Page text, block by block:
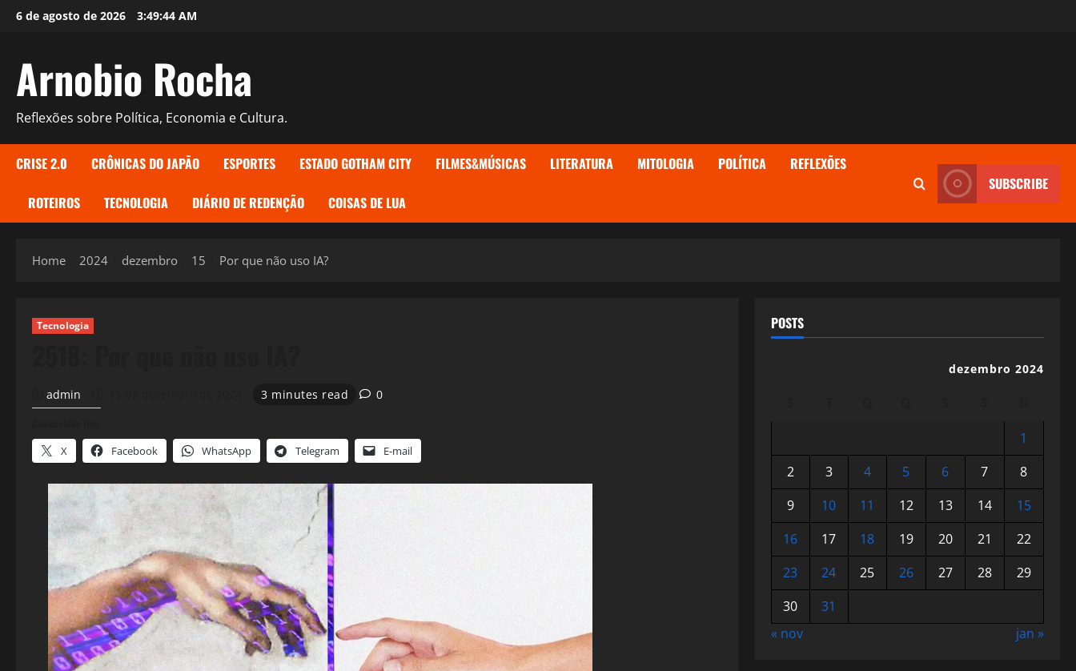
Skip6 de agosto de 2026 3:49:45 AM
Arnobio Rocha
Reflexões sobre Política, Economia e Cultura.
CRISE 2.0 CRÔNICAS DO JAPÃO ESPORTES ESTADO GOTHAM CITY FILMES&MÚSICAS LITERATURA MITOLOGIA POLÍTICA REFLEXÕES
ROTEIROS TECNOLOGIA DIÁRIO DE REDENÇÃO COISAS DE LUA
SUBSCRIBE
Home 2024 dezembro 15 Por que não uso IA?
Tecnologia
admin 3 minutes read 0
X Facebook WhatsApp Telegram E-mail
POSTS
dezembro 2024
1
2
3 4 5 6 7
8
9
10 11 12 13 14
15
16
17 18 19 20 21
22
23
24 25 26 27 28
29
30
31
« nov
jan »